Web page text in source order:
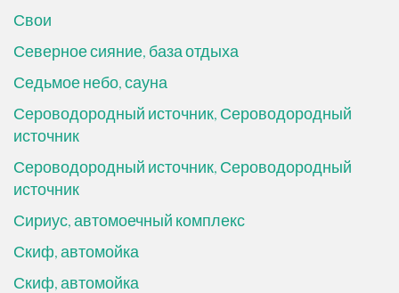
Свои
Северное сияние, база отдыха
Седьмое небо, сауна
Сероводородный источник, Сероводородный
источник
Сероводородный источник, Сероводородный
источник
Сириус, автомоечный комплекс
Скиф, автомойка
Скиф, автомойка